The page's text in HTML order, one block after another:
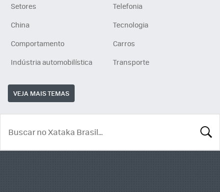
Setores
Telefonia
China
Tecnologia
Comportamento
Carros
Indústria automobilística
Transporte
VEJA MAIS TEMAS